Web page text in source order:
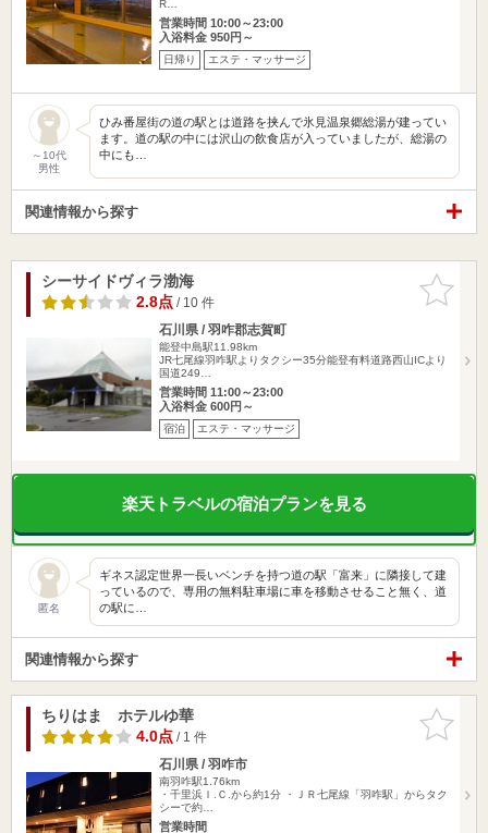
R…
営業時間 10:00～23:00
入浴料金 950円～
日帰り エステ・マッサージ
～10代
男性
ひみ番屋街の道の駅とは道路を挟んで氷見温泉郷総湯が建ってい
ます。道の駅の中には沢山の飲食店が入っていましたが、総湯の
中にも…
関連情報から探す
お気に入
りに追加
シーサイドヴィラ渤海
2.8点/ 10 件
石川県 / 羽咋郡志賀町
能登中島駅11.98km
JR七尾線羽咋駅よりタクシー35分能登有料道路西山ICより
国道249…
営業時間 11:00～23:00
入浴料金 600円～
宿泊 エステ・マッサージ
楽天トラベルの宿泊プランを見る
匿名
ギネス認定世界一長いベンチを持つ道の駅「富来」に隣接して建
っているので、専用の無料駐車場に車を移動させること無く、道
の駅に…
関連情報から探す
お気に入
りに追加
ちりはま ホテルゆ華
4.0点/ 1 件
石川県 / 羽咋市
南羽咋駅1.76km
・千里浜Ｉ.Ｃ.から約1分 ・ＪＲ七尾線「羽咋駅」からタク
シーで約…
営業時間